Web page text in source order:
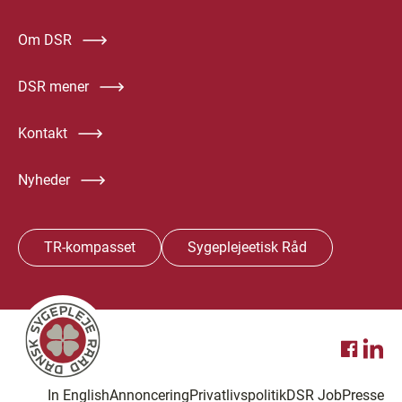
Om DSR
DSR mener
Kontakt
Nyheder
TR-kompasset Sygeplejeetisk Råd
In EnglishAnnonceringPrivatlivspolitikDSR JobPresse